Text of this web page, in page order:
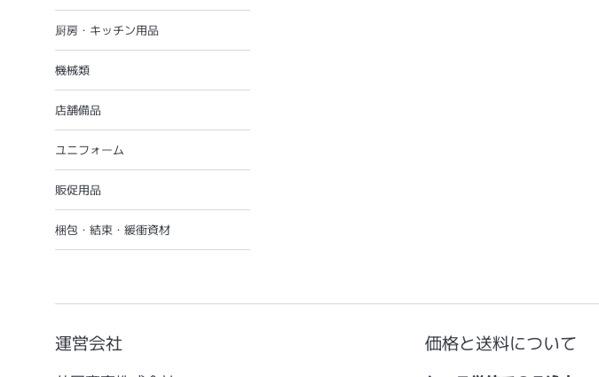
厨房・キッチン用品
機械類
店舗備品
ユニフォーム
販促用品
梱包・結束・緩衝資材
運営会社 価格と送料について